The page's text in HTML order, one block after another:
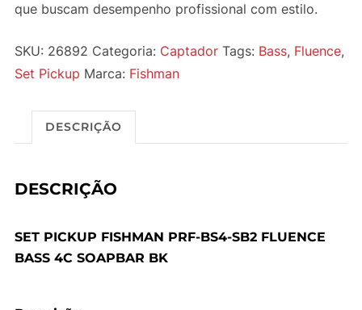
que buscam desempenho profissional com estilo.
SKU: 26892 Categoria: Captador Tags: Bass, Fluence,
Set Pickup Marca: Fishman
DESCRIÇÃO
DESCRIÇÃO
SET PICKUP FISHMAN PRF-BS4-SB2 FLUENCE
BASS 4C SOAPBAR BK